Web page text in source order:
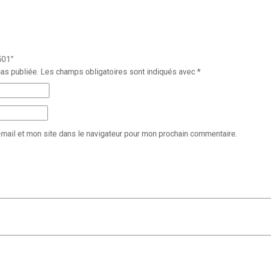
publiée. Les champs obligatoires sont indiqués avec *
et mon site dans le navigateur pour mon prochain commentaire.